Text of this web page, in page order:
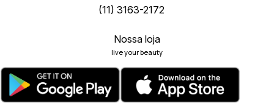
(11) 3163-2172
Nossa loja
live your beauty